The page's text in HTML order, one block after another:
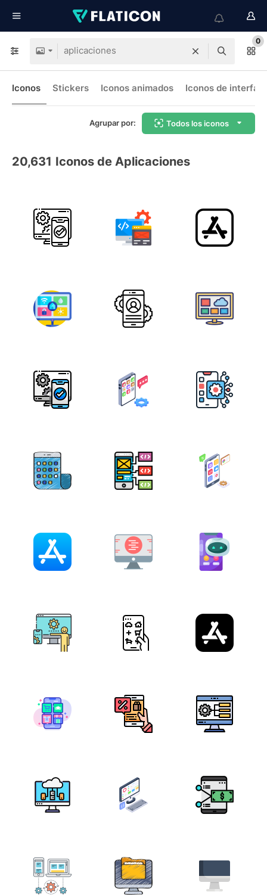
0
Iconos Stickers Iconos animados Iconos de interfaz
Agrupar por: Todos los iconos
20,631 Iconos de Aplicaciones